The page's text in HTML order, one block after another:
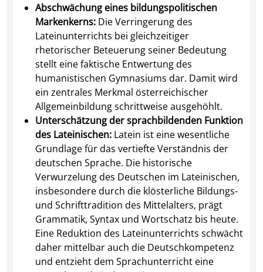
Abschwächung eines bildungspolitischen
Markenkerns: Die Verringerung des
Lateinunterrichts bei gleichzeitiger
rhetorischer Beteuerung seiner Bedeutung
stellt eine faktische Entwertung des
humanistischen Gymnasiums dar. Damit wird
ein zentrales Merkmal österreichischer
Allgemeinbildung schrittweise ausgehöhlt.
Unterschätzung der sprachbildenden Funktion
des Lateinischen: Latein ist eine wesentliche
Grundlage für das vertiefte Verständnis der
deutschen Sprache. Die historische
Verwurzelung des Deutschen im Lateinischen,
insbesondere durch die klösterliche Bildungs-
und Schrifttradition des Mittelalters, prägt
Grammatik, Syntax und Wortschatz bis heute.
Eine Reduktion des Lateinunterrichts schwächt
daher mittelbar auch die Deutschkompetenz
und entzieht dem Sprachunterricht eine